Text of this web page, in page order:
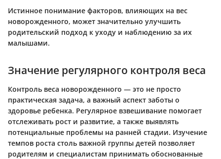
Истинное понимание факторов, влияющих на вес
новорожденного, может значительно улучшить
родительский подход к уходу и наблюдению за их
малышами.
Значение регулярного контроля веса
Контроль веса новорожденного — это не просто
практическая задача, а важный аспект заботы о
здоровье ребенка. Регулярное взвешивание помогает
отслеживать рост и развитие, а также выявлять
потенциальные проблемы на ранней стадии. Изучение
темпов роста столь важной группы детей позволяет
родителям и специалистам принимать обоснованные